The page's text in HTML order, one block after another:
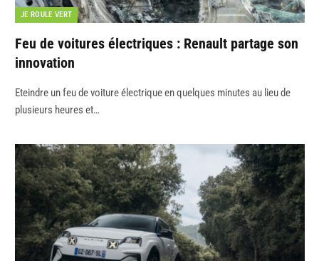
JE ROULE VERT
Feu de voitures électriques : Renault partage son
innovation
Eteindre un feu de voiture électrique en quelques minutes au lieu de
plusieurs heures et…